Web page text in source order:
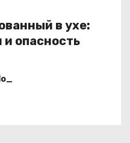
в ухе:
опасность